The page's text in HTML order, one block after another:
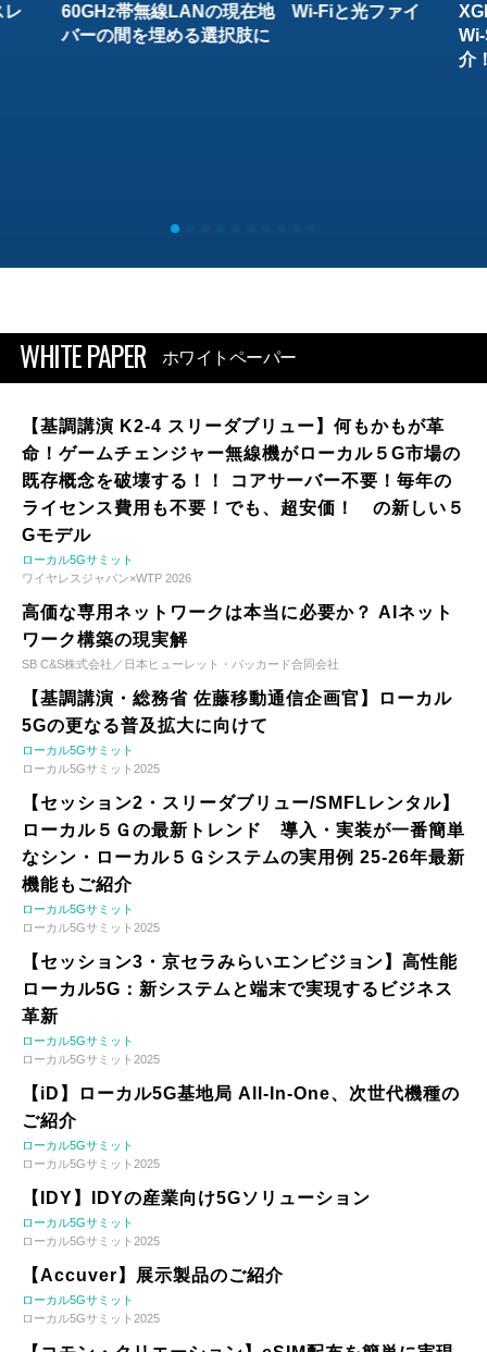
レ
60GHz帯無線LANの現在地 Wi-Fiと光ファイ
バーの間を埋める選択肢に
介
WHITE PAPER ホワイトペーパー
【基調講演 K2-4 スリーダブリュー】何もかもが革
命！ゲームチェンジャー無線機がローカル５G市場の
既存概念を破壊する！！ コアサーバー不要！毎年の
ライセンス費用も不要！でも、超安価！ の新しい５
Gモデル
ローカル5Gサミット
ワイヤレスジャパン×WTP 2026
高価な専用ネットワークは本当に必要か？ AIネット
ワーク構築の現実解
SB C&S株式会社／日本ヒューレット・パッカード合同会社
【基調講演・総務省 佐藤移動通信企画官】ローカル
5Gの更なる普及拡大に向けて
ローカル5Gサミット
ローカル5Gサミット2025
【セッション2・スリーダブリュー/SMFLレンタル】
ローカル５Ｇの最新トレンド 導入・実装が一番簡単
なシン・ローカル５Ｇシステムの実用例 25-26年最新
機能もご紹介
ローカル5Gサミット
ローカル5Gサミット2025
【セッション3・京セラみらいエンビジョン】高性能
ローカル5G：新システムと端末で実現するビジネス
革新
ローカル5Gサミット
ローカル5Gサミット2025
【iD】ローカル5G基地局 All-In-One、次世代機種の
ご紹介
ローカル5Gサミット
ローカル5Gサミット2025
【IDY】IDYの産業向け5Gソリューション
ローカル5Gサミット
ローカル5Gサミット2025
【Accuver】展示製品のご紹介
ローカル5Gサミット
ローカル5Gサミット2025